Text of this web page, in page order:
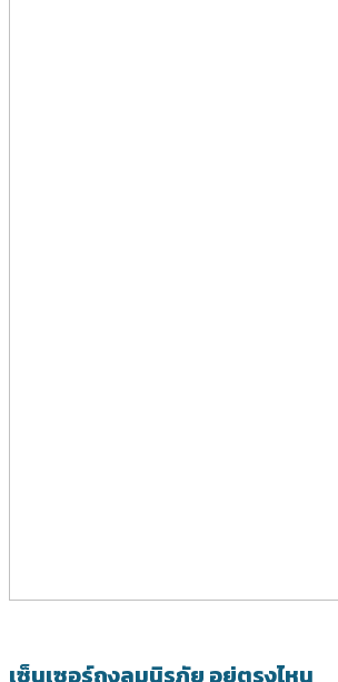
เซ็นเซอร์ถุงลมนิรภัย อยู่ตรงไหน